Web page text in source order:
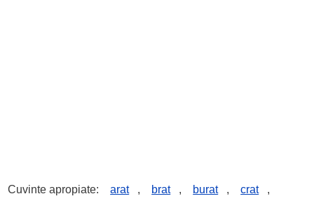
Cuvinte apropiate: arat , brat , burat , crat ,